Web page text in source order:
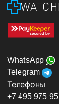
WhatsApp
Telegram
Телефоны
+7 495 975